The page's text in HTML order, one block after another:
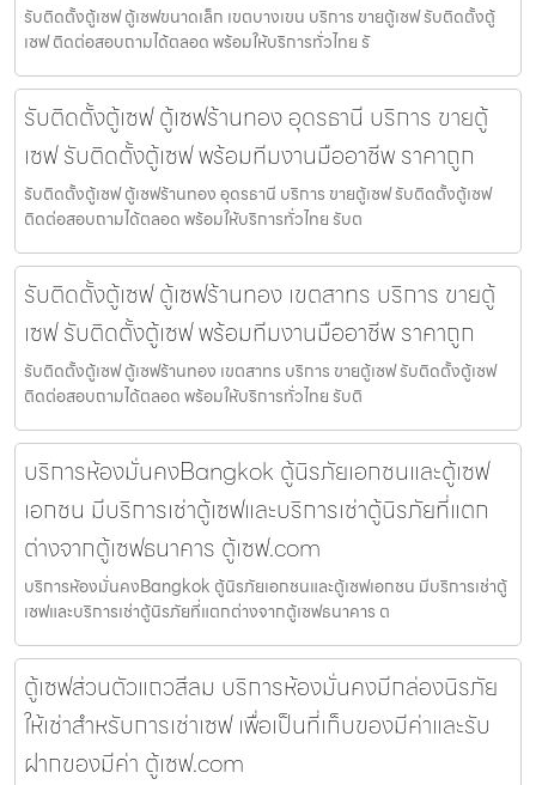
รับติดตั้งตู้เซฟ ตู้เซฟขนาดเล็ก เขตบางเขน บริการ ขายตู้เซฟ รับติดตั้งตู้
เซฟ ติดต่อสอบถามได้ตลอด พร้อมให้บริการทั่วไทย รั
รับติดตั้งตู้เซฟ ตู้เซฟร้านทอง อุดรธานี บริการ ขายตู้
เซฟ รับติดตั้งตู้เซฟ พร้อมทีมงานมืออาชีพ ราคาถูก
รับติดตั้งตู้เซฟ ตู้เซฟร้านทอง อุดรธานี บริการ ขายตู้เซฟ รับติดตั้งตู้เซฟ
ติดต่อสอบถามได้ตลอด พร้อมให้บริการทั่วไทย รับต
รับติดตั้งตู้เซฟ ตู้เซฟร้านทอง เขตสาทร บริการ ขายตู้
เซฟ รับติดตั้งตู้เซฟ พร้อมทีมงานมืออาชีพ ราคาถูก
รับติดตั้งตู้เซฟ ตู้เซฟร้านทอง เขตสาทร บริการ ขายตู้เซฟ รับติดตั้งตู้เซฟ
ติดต่อสอบถามได้ตลอด พร้อมให้บริการทั่วไทย รับติ
บริการห้องมั่นคงBangkok ตู้นิรภัยเอกชนและตู้เซฟ
เอกชน มีบริการเช่าตู้เซฟและบริการเช่าตู้นิรภัยที่แตก
ต่างจากตู้เซฟธนาคาร ตู้เซฟ.com
บริการห้องมั่นคงBangkok ตู้นิรภัยเอกชนและตู้เซฟเอกชน มีบริการเช่าตู้
เซฟและบริการเช่าตู้นิรภัยที่แตกต่างจากตู้เซฟธนาคาร ต
ตู้เซฟส่วนตัวแถวสีลม บริการห้องมั่นคงมีกล่องนิรภัย
ให้เช่าสำหรับการเช่าเซฟ เพื่อเป็นที่เก็บของมีค่าและรับ
ฝากของมีค่า ตู้เซฟ.com